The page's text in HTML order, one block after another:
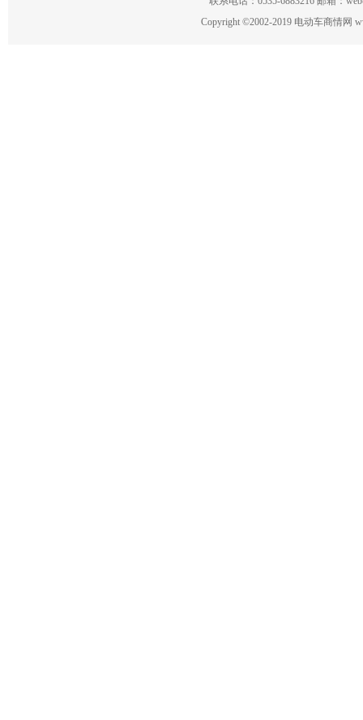
Copyright ©2002-2019 电动车商情网